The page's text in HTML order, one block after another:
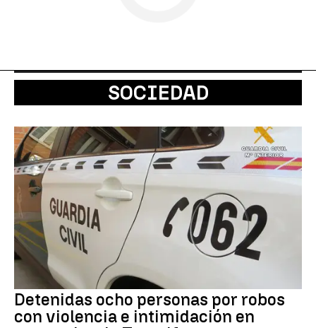
SOCIEDAD
Detenidas ocho personas por robos
con violencia e intimidación en